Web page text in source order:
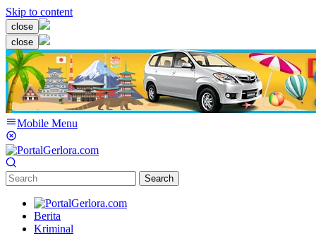
Skip to content
close
close
Mobile Menu
Search
Berita
Kriminal